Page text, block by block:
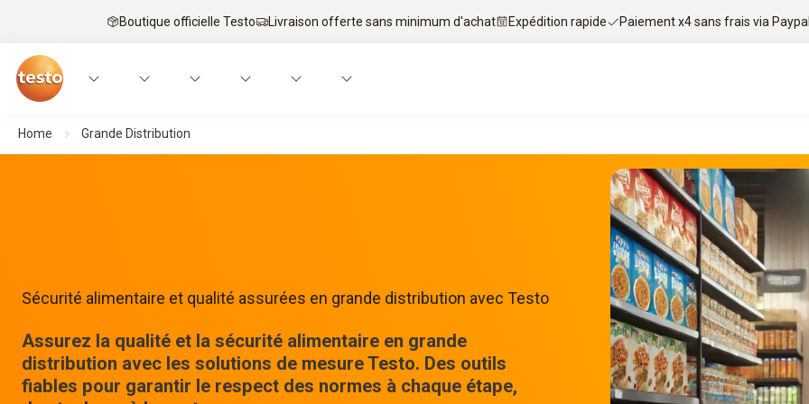
Boutique officielle Testo Livraison offerte sans minimum d'achat Expédition rapide Paiement x4 sans frais via
Home Grande Distribution
Sécurité alimentaire et qualité assurées en grande distribution avec Testo
Assurez la qualité et la sécurité alimentaire en grande
distribution avec les solutions de mesure Testo. Des outils
fiables pour garantir le respect des normes à chaque étape,